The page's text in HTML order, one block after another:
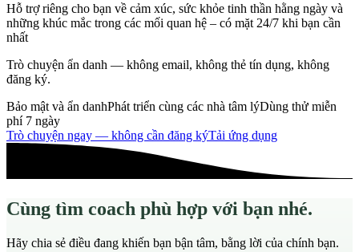
Hỗ trợ riêng cho bạn về cảm xúc, sức khỏe tinh thần hằng ngày và
những khúc mắc trong các mối quan hệ – có mặt 24/7 khi bạn cần
nhất
Trò chuyện ẩn danh — không email, không thẻ tín dụng, không
đăng ký.
Bảo mật và ẩn danhPhát triển cùng các nhà tâm lýDùng thử miễn
phí 7 ngày
Trò chuyện ngay — không cần đăng kýTải ứng dụng
Cùng tìm coach phù hợp với bạn nhé.
Hãy chia sẻ điều đang khiến bạn bận tâm, bằng lời của chính bạn.